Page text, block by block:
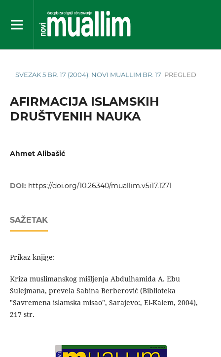
SVEZAK 5 BR. 17 (2004): NOVI MUALLIM BR. 17 PREGLED
AFIRMACIJA ISLAMSKIH
DRUŠTVENIH NAUKA
Ahmet Alibašić
DOI: https://doi.org/10.26340/muallim.v5i17.1271
SAŽETAK
Prikaz knjige:
Kriza muslimanskog mišljenja Abdulhamida A. Ebu
Sulejmana, prevela Sabina Berberović (Biblioteka
"Savremena islamska misao", Sarajevo:, El-Kalem, 2004),
217 str.